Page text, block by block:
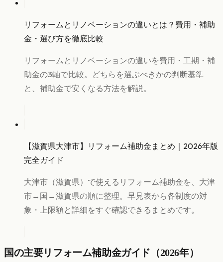
リフォームとリノベーションの違いとは？費用・補助
金・選び方を徹底比較
リフォームとリノベーションの違いを費用・工期・補
助金の3軸で比較。どちらを選ぶべきかの判断基準
と、補助金で安くなる方法を解説。
【滋賀県大津市】リフォーム補助金まとめ｜2026年版
完全ガイド
大津市（滋賀県）で使えるリフォーム補助金を、大津
市→国→滋賀県の順に整理。早見表から各制度の対
象・上限額と詳細をすぐ確認できるまとめです。
国の主要リフォーム補助金ガイド（2026年）